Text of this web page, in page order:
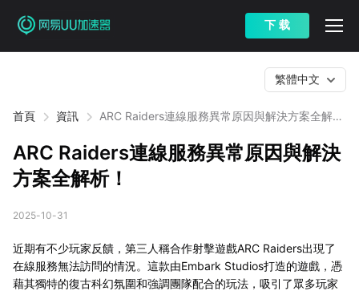
下 载
首頁 資訊
ARC Raiders連線服務異常原因與解決方案全解
繁體中文
ARC Raiders連線服務異常原因與解決
方案全解析！
2025-10-31
近期有不少玩家反饋，第三人稱合作射擊遊戲ARC Raiders出現了
在線服務無法訪問的情況。這款由Embark Studios打造的遊戲，憑
藉其獨特的復古科幻氛圍和強調團隊配合的玩法，吸引了眾多玩家